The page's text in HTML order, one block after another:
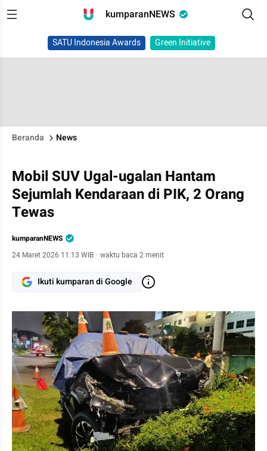
kumparanNEWS
SATU Indonesia Awards Green Initiative
Beranda News
Mobil SUV Ugal-ugalan Hantam
Sejumlah Kendaraan di PIK, 2 Orang
Tewas
kumparanNEWS
24 Maret 2026 11:13 WIB · waktu baca 2 menit
Ikuti kumparan di Google